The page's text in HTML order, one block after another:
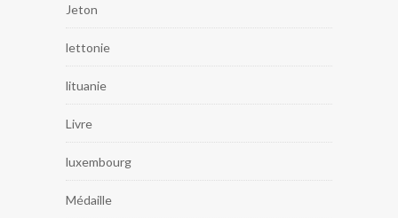
Jeton
lettonie
lituanie
Livre
luxembourg
Médaille